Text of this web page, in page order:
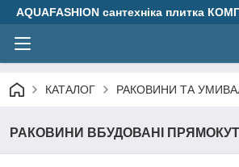
AQUAFASHION сантехніка плитка
КАТАЛОГ РАКОВИНИ ТА
РАКОВИНИ ВБУДОВАНІ